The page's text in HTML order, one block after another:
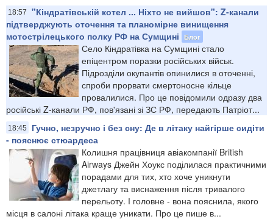
18:57
"Кіндратівській котел ... Ніхто не вийшов": Z-канали
підтверджують оточення та планомірне винищення
мотострілецького полку РФ на Сумщині
Блог
Село Кіндратівка на Сумщині стало
епіцентром поразки російських військ.
Підрозділи окупантів опинилися в оточенні,
спроби прорвати смертоносне кільце
провалилися. Про це повідомили одразу два
російські Z-канали РФ, пов'язані зі ЗС РФ, передають Патріот...
18:45
Гучно, незручно і без сну: Де в літаку найгірше сидіти
- пояснює стюардеса
Колишня працівниця авіакомпанії British
Airways Джейн Хоукс поділилася практичними
порадами для тих, хто хоче уникнути
джетлагу та виснаження після тривалого
перельоту. І головне - вона пояснила, якого
місця в салоні літака краще уникати. Про це пише в...